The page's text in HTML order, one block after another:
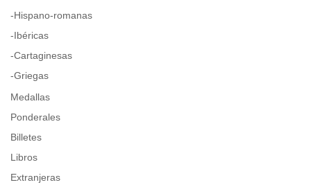
-Hispano-romanas
-Ibéricas
-Cartaginesas
-Griegas
Medallas
Ponderales
Billetes
Libros
Extranjeras